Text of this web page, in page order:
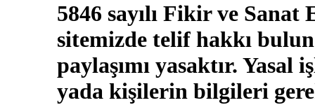
5846 sayılı Fikir ve
sitemizde telif hakkı
paylaşımı yasaktır. Yasal
yada kişilerin bilgileri